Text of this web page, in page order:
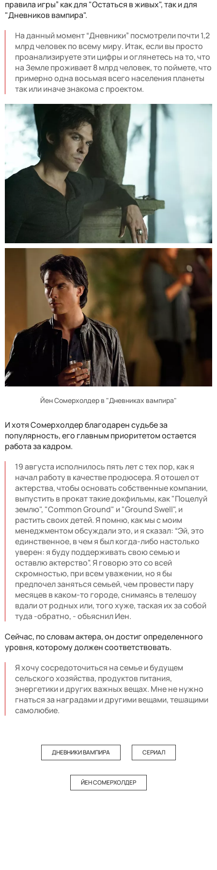
правила игры” как для "Остаться в живых", так и для
"Дневников вампира".
На данный момент “Дневники” посмотрели почти 1,2
млрд человек по всему миру. Итак, если вы просто
проанализируете эти цифры и оглянетесь на то, что
на Земле проживает 8 млрд человек, то поймете, что
примерно одна восьмая всего населения планеты
так или иначе знакома с проектом.
Йен Сомерхолдер в "Дневниках вампира"
И хотя Сомерхолдер благодарен судьбе за
популярность, его главным приоритетом остается
работа за кадром.
19 августа исполнилось пять лет с тех пор, как я
начал работу в качестве продюсера. Я отошел от
актерства, чтобы основать собственные компании,
выпустить в прокат такие докфильмы, как "Поцелуй
землю", "Common Ground" и "Ground Swell", и
растить своих детей. Я помню, как мы с моим
менеджментом обсуждали это, и я сказал: “Эй, это
единственное, в чем я был когда-либо настолько
уверен: я буду поддерживать свою семью и
оставлю актерство”. Я говорю это со всей
скромностью, при всем уважении, но я бы
предпочел заняться семьей, чем провести пару
месяцев в каком-то городе, снимаясь в телешоу
вдали от родных или, того хуже, таская их за собой
туда -обратно, - объяснил Иен.
Сейчас, по словам актера, он достиг определенного
уровня, которому должен соответствовать.
Я хочу сосредоточиться на семье и будущем
сельского хозяйства, продуктов питания,
энергетики и других важных вещах. Мне не нужно
гнаться за наградами и другими вещами, тешащими
самолюбие.
ДНЕВНИКИ ВАМПИРА СЕРИАЛ
ЙЕН СОМЕРХОЛДЕР